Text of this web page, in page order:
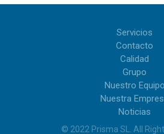
Servicios
Contacto
Calidad
Grupo
Nuestro Equipo
Nuestra
Noticias
© 2022 Prisma SL All